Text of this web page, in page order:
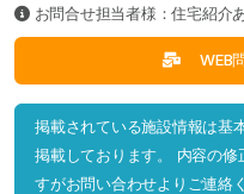
お問合せ担当者様：住宅紹介
WEB
掲載されている施設情報は基
掲載しております。 内容の修
すがお問い合わせよりご連絡